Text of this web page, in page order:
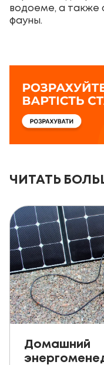
водоеме, а также
фауны.
ЧИТАТЬ
Домашний